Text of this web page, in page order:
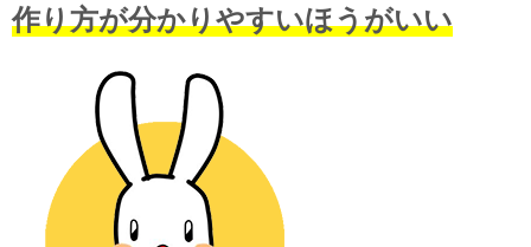
作り方が分かりやすいほうがいい